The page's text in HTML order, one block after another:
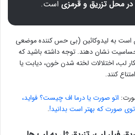
محل تزریق و قرمزی است.
است به لیدوکائین (بی حس کننده موضعی
نشان دهند. توجه داشته باشید که
لب، اختلالات لخته شدن خون، دیابت یا
کنند.
اتو صورت یا درما اف چیست؟ فواید،
صورت که بهتر است بدانید!.